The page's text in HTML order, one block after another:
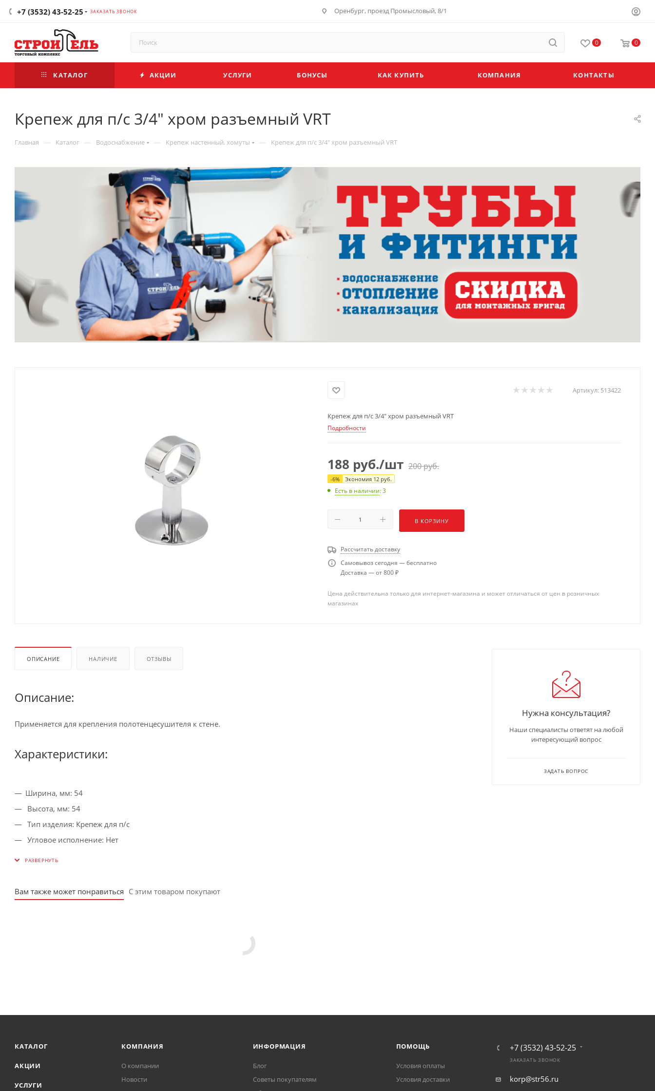
+7 (3532) 43-52-25 ЗАКАЗАТЬ ЗВОНОК Оренбург, проезд Промысловый, 8/1
0 0
КАТАЛОГ АКЦИИ УСЛУГИ БОНУСЫ КАК КУПИТЬ КОМПАНИЯ КОНТАКТЫ
Крепеж для п/с 3/4" хром разъемный VRT
Главная — Каталог — Водоснабжение — Крепеж настенный, хомуты — Крепеж для п/с 3/4" хром разъемный VRT
Артикул: 513422
Крепеж для п/с 3/4" хром разъемный VRT
Подробности
188 руб./шт 200руб.
-6% Экономия 12 руб.
Есть в наличии: 3
В КОРЗИНУ
Рассчитать доставку
Самовывоз сегодня — бесплатно
Доставка — от 800 ₽
Цена действительна только для интернет-магазина и может отличаться от цен в розничных
магазинах
ОПИСАНИЕ НАЛИЧИЕ ОТЗЫВЫ
Описание:
Применяется для крепления полотенцесушителя к стене.
Характеристики:
Ширина, мм: 54
Высота, мм: 54
Тип изделия: Крепеж для п/с
Угловое исполнение: Нет
Вам также может понравиться С этим товаром покупают
Нужна консультация?
Наши специалисты ответят на любой
интересующий вопрос
ЗАДАТЬ ВОПРОС
КАТАЛОГ
АКЦИИ
УСЛУГИ
КОМПАНИЯ
О компании
Новости
ИНФОРМАЦИЯ
Блог
Советы покупателям
ПОМОЩЬ
Условия оплаты
Условия доставки
+7 (3532) 43-52-25
ЗАКАЗАТЬ ЗВОНОК
korp@str56.ru